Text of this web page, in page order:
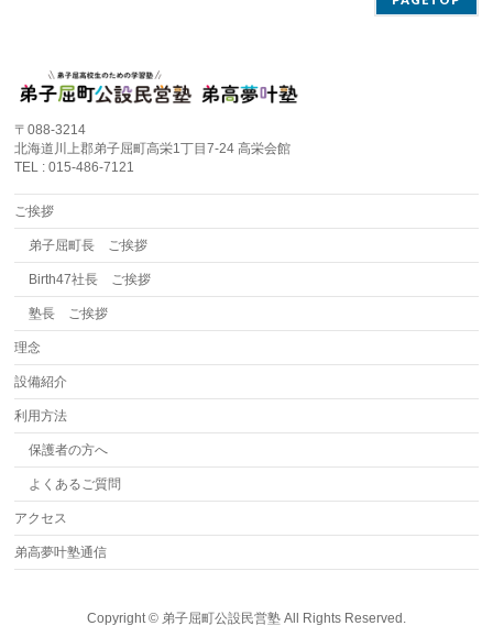
〒088-3214
北海道川上郡弟子屈町高栄1丁目7-24 高栄会館
TEL : 015-486-7121
ご挨拶
弟子屈町長 ご挨拶
Birth47社長 ご挨拶
塾長 ご挨拶
理念
設備紹介
利用方法
保護者の方へ
よくあるご質問
アクセス
弟高夢叶塾通信
Copyright © 弟子屈町公設民営塾All Rights Reserved.